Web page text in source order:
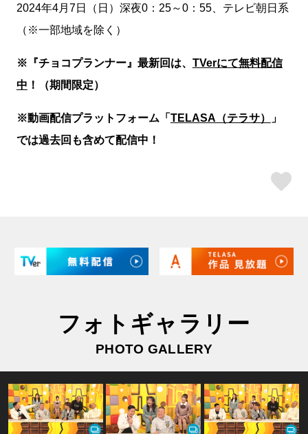
2024年4月7日（日）深夜0：25～0：55、テレビ朝日系
（※一部地域を除く）
※『チョコプランナー』最新回は、 TVerにて無料配信
中 ！（期間限定）
※動画配信プラットフォーム「 TELASA（テラサ）
」
では過去回も含めて配信中！
フォトギャラリー
PHOTO GALLERY